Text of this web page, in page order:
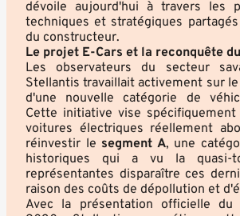
dévoile aujourd'hui à travers les
techniques et stratégiques
du constructeur.
Le projet E-Cars et la reconquête
Les observateurs du secteur
Stellantis travaillait activement sur
d'une nouvelle catégorie de
Cette initiative vise
voitures électriques réellement
réinvestir le segment A, une
historiques qui a vu la quasi-
représentantes disparaître ces
raison des coûts de dépollution et
Avec la présentation officielle du